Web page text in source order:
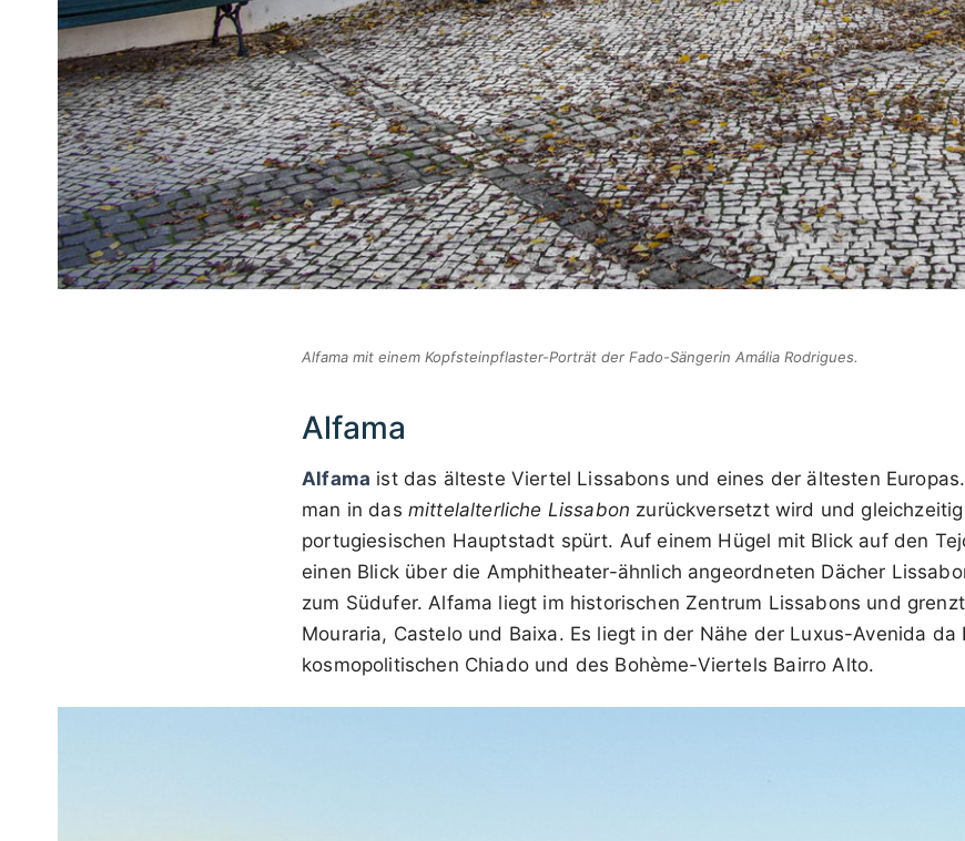
Alfama mit einem Kopfsteinpflaster-Porträt der Fado-Sängerin Amália Rodrigues.
Alfama
Alfama ist das älteste Viertel Lissabons und eines der ältesten
man in das mittelalterliche Lissabon zurückversetzt wird und
portugiesischen Hauptstadt spürt. Auf einem Hügel mit Blick auf den
einen Blick über die Amphitheater-ähnlich angeordneten Dächer
zum Südufer. Alfama liegt im historischen Zentrum Lissabons und
Mouraria, Castelo und Baixa. Es liegt in der Nähe der Luxus-Avenida da
kosmopolitischen Chiado und des Bohème-Viertels Bairro Alto.